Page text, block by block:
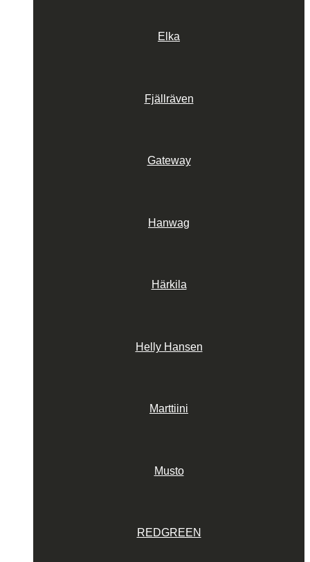
Elka
Fjällräven
Gateway
Hanwag
Härkila
Helly Hansen
Marttiini
Musto
REDGREEN